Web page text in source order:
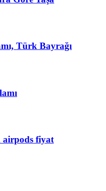
Türk Bayrağı
airpods fiyat